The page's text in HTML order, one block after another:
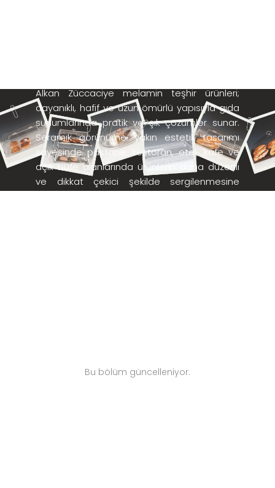
Alkan Züccaciye melamin teşhir ürünleri;
dayanıklı, hafif ve uzun ömürlü yapısıyla gıda
sunumlarında pratik ve şık çözümler sunar.
Seramik görünüme yakın estetik tasarımı
sayesinde pastane, restoran, otel, kafe ve
açık büfe alanlarında ürünlerin daha düzenli
ve dikkat çekici şekilde sergilenmesine
Bu bölüm güncelleniyor.